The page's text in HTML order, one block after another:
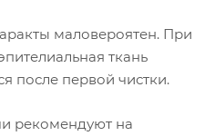
маловероятен. При
ткань
после первой чистки.
рекомендуют на